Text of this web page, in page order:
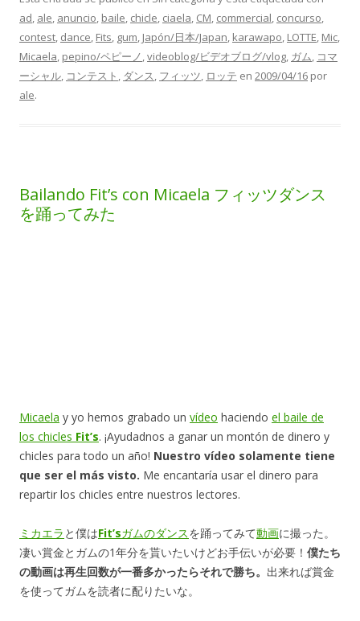
ad, ale, anuncio, baile, chicle, ciaela, CM, commercial, concurso,
contest, dance, Fits, gum, Japón/日本/Japan, karawapo, LOTTE, Mic,
Micaela, pepino/ペピーノ,videoblog/ビデオブログ/vlog, ガム, コマ
ーシャル, コンテスト , ダンス, フィッツ, ロッテ en 2009/04/16 por
ale.
Bailando Fit’s con Micaela フィッツダンス
を踊ってみた
Micaela y yo hemos grabado un vídeo haciendo el baile de
los chicles Fit’s. ¡Ayudadnos a ganar un montón de dinero y
chicles para todo un año! Nuestro vídeo solamente tiene
que ser el más visto. Me encantaría usar el dinero para
repartir los chicles entre nuestros lectores.
ミカエラ と僕はFit’sガムのダンスを踊ってみて動画に撮った。
凄い賞金とガムの1年分を貰いたいけどお手伝いが必要！ 僕たち
の動画は再生回数が一番多かったらそれで勝ち。 出来れば賞金
を使ってガムを読者に配りたいな。